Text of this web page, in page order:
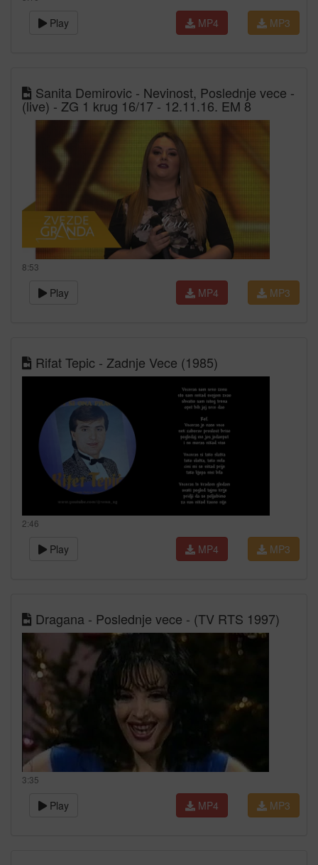
Play MP3
MP4
Sanita Demirovic - Nevinost, Poslednje vece -
(live) - ZG 1 krug 16/17 - 12.11.16. EM 8
8:53
Play MP3
MP4
Rifat Tepic - Zadnje Vece (1985)
2:46
Play MP3
MP4
Dragana - Poslednje vece - (TV RTS 1997)
3:35
Play MP3
MP4